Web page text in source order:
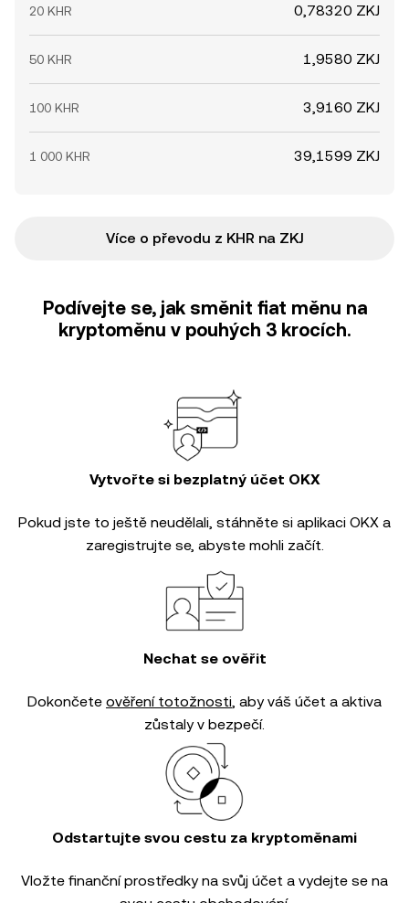
20 KHR 0,78320 ZKJ
50 KHR 1,9580 ZKJ
100 KHR 3,9160 ZKJ
1 000 KHR 39,1599 ZKJ
Více o převodu z KHR na ZKJ
Podívejte se, jak směnit fiat měnu na
kryptoměnu v pouhých 3 krocích.
Vytvořte si bezplatný účet OKX
Pokud jste to ještě neudělali, stáhněte si aplikaci OKX a
zaregistrujte se, abyste mohli začít.
Nechat se ověřit
Dokončete ověření totožnosti, aby váš účet a aktiva
zůstaly v bezpečí.
Odstartujte svou cestu za kryptoměnami
Vložte finanční prostředky na svůj účet a vydejte se na